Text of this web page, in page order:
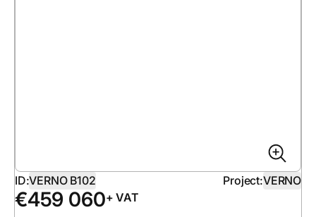
ID:VERNO B102 Project:VERNO
€459 060+ VAT